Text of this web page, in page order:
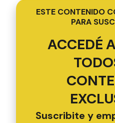
ESTE CONTENIDO
PARA
ACCEDÉ
Suscribite y